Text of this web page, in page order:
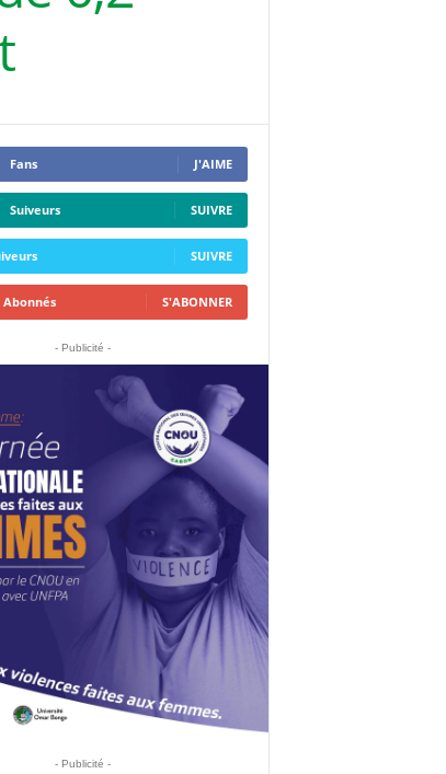
Fans J'AIME
Suiveurs SUIVRE
SUIVRE
Abonnés S'ABONNER
- Publicité -
- Publicité -